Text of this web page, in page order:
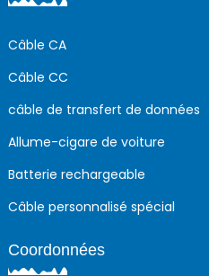
Câble CA
Câble CC
câble de transfert de données
Allume-cigare de voiture
Batterie rechargeable
Câble personnalisé spécial
Coordonnées